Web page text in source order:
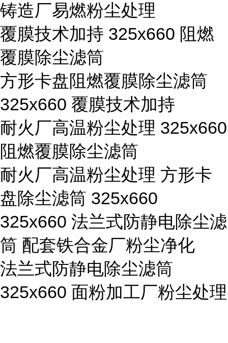
铸造厂易燃粉尘处理
覆膜技术加持 325x660 阻燃
覆膜除尘滤筒
方形卡盘阻燃覆膜除尘滤筒
325x660 覆膜技术加持
耐火厂高温粉尘处理 325x660
阻燃覆膜除尘滤筒
耐火厂高温粉尘处理 方形卡
盘除尘滤筒 325x660
325x660 法兰式防静电除尘滤
筒 配套铁合金厂粉尘净化
法兰式防静电除尘滤筒
325x660 面粉加工厂粉尘处理